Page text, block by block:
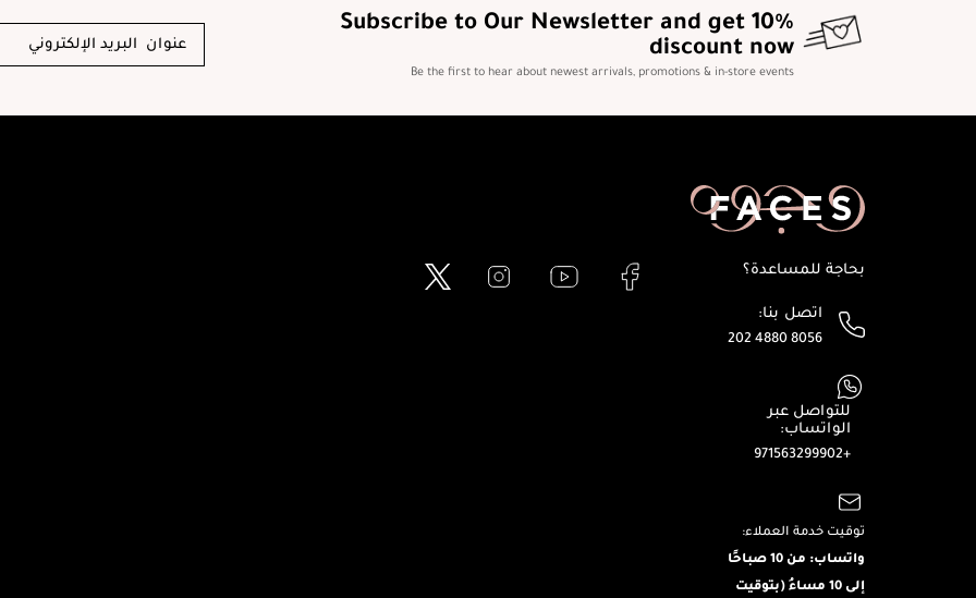
Subscribe to Our Newsletter and get 10%
discount now
Be the first to hear about newest arrivals, promotions & in-store events
بحاجة للمساعدة؟
اتصل بنا:
202 4880 8056
للتواصل عبر
الواتساب:
+971563299902
توقيت خدمة العملاء:
واتساب: من 10 صباحًا
إلى 10 مساءُ (بتوقيت